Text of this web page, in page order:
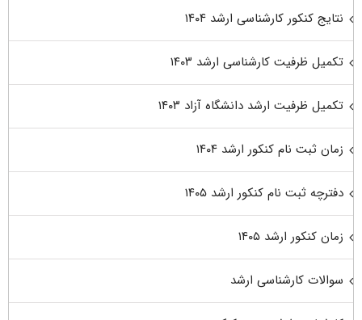
نتایج کنکور کارشناسی ارشد ۱۴۰۴
تکمیل ظرفیت کارشناسی ارشد ۱۴۰۳
تکمیل ظرفیت ارشد دانشگاه آزاد ۱۴۰۳
زمان ثبت نام کنکور ارشد ۱۴۰۴
دفترچه ثبت نام کنکور ارشد ۱۴۰۵
زمان کنکور ارشد ۱۴۰۵
سوالات کارشناسی ارشد